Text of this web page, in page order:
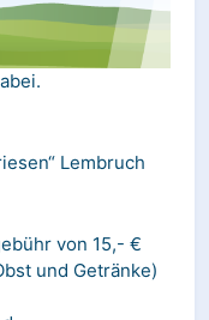
Lembruch
von 15,- €
und Getränke)